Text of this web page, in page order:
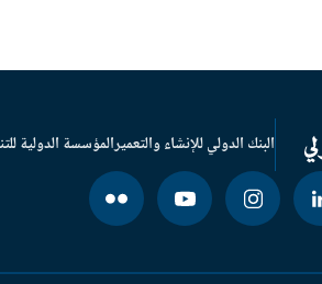
البنك الدولي للإنشاء والتعميرالمؤسسة الدولية